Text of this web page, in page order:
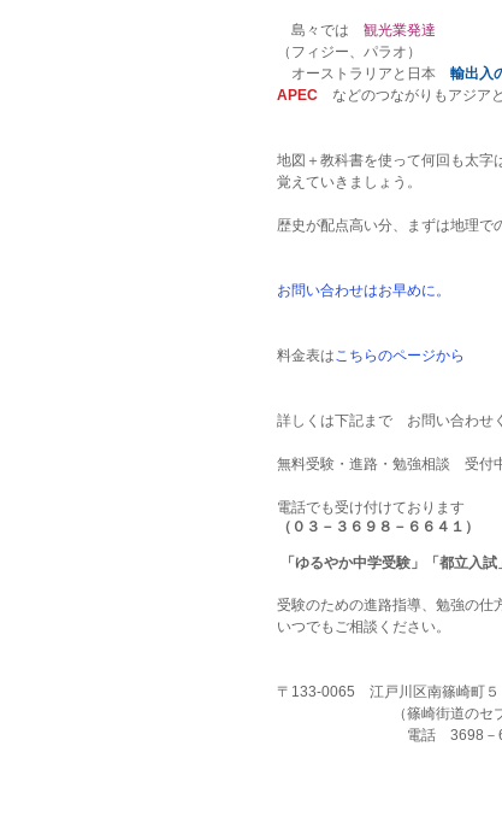
島々では 観光業発達
（フィジー、パラオ）
オーストラリアと日本 輸出入
APEC などのつながりもアジア
地図＋教科書を使って何回も太字
覚えていきましょう。
歴史が配点高い分、まずは地理で
お問い合わせはお早めに。
料金表はこちらのページから
詳しくは下記まで　お問い合わせ
無料受験・進路・勉強相談　受付
電話でも受け付けております
（０３－３６９８－６６４１）
「ゆるやか中学受験」「都立入
受験のための進路指導、勉強の仕
いつでもご相談ください。
〒133-0065　江戸川区南篠崎町５
（篠崎街道のセブンイ
電話　3698－